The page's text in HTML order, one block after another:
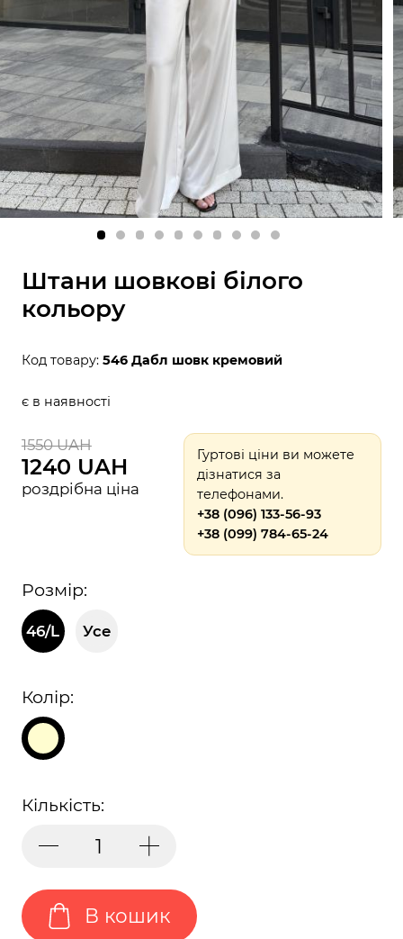
Штани шовкові білого
кольору
Код товару: 546 Дабл шовк кремовий
є в наявності
1550 UAH
1240 UAH
роздрібна ціна
Гуртові ціни ви можете
дізнатися за
телефонами.
+38 (096) 133-56-93
+38 (099) 784-65-24
Розмір:
46/L Усе
Колір:
Кількість:
В кошик